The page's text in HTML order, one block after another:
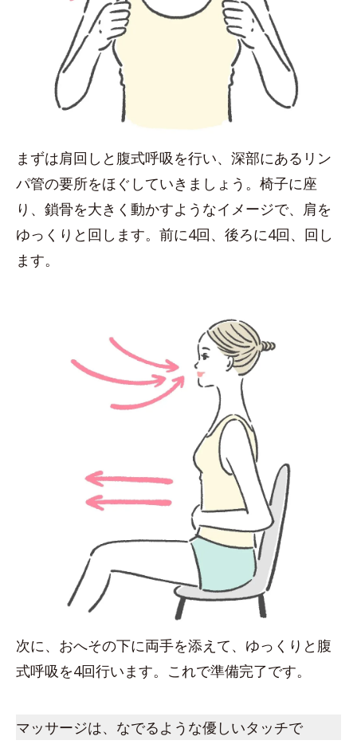
まずは肩回しと腹式呼吸を行い、深部にあるリン
パ管の要所をほぐしていきましょう。椅子に座
り、鎖骨を大きく動かすようなイメージで、肩を
ゆっくりと回します。前に4回、後ろに4回、回し
ます。
次に、おへその下に両手を添えて、ゆっくりと腹
式呼吸を4回行います。これで準備完了です。
マッサージは、なでるような優しいタッチで